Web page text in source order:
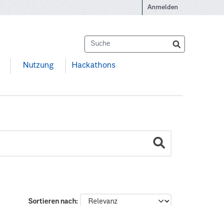
Anmelden
Nutzung Hackathons
Sortieren nach